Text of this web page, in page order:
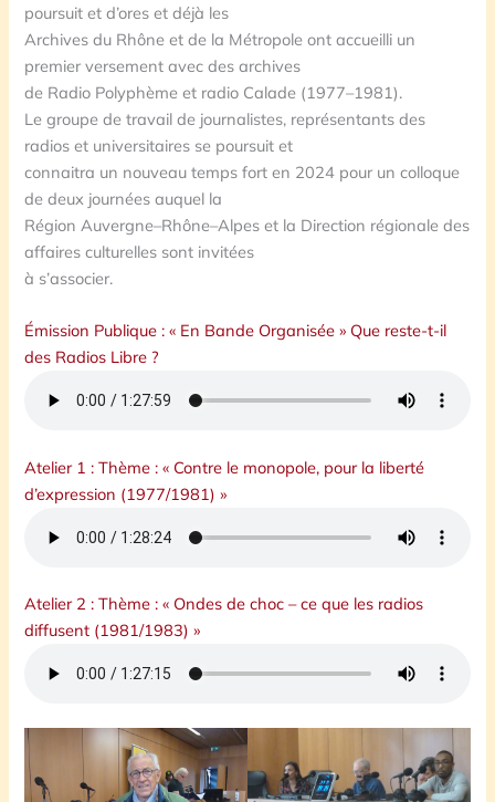
poursuit et d’ores et déjà les
Archives du Rhône et de la Métropole ont accueilli un
premier versement avec des archives
de Radio Polyphème et radio Calade (1977–1981).
Le groupe de travail de journalistes, représentants des
radios et universitaires se poursuit et
connaitra un nouveau temps fort en 2024 pour un colloque
de deux journées auquel la
Région Auvergne–Rhône–Alpes et la Direction régionale des
affaires culturelles sont invitées
à s’associer.
Émission Publique : « En Bande Organisée » Que reste-t-il
des Radios Libre ?
Atelier 1 : Thème : « Contre le monopole, pour la liberté
d’expression (1977/1981) »
Atelier 2 : Thème : « Ondes de choc – ce que les radios
diffusent (1981/1983) »